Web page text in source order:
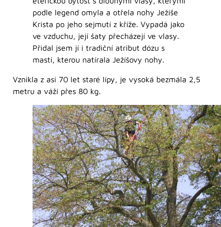
podle legend omyla a otřela nohy Ježíše
Krista po jeho sejmutí z kříže. Vypadá jako
ve vzduchu, její šaty přecházejí ve vlasy.
Přidal jsem jí i tradiční atribut dózu s
mastí, kterou natírala Ježíšovy nohy.
Vznikla z asi 70 let staré lípy, je vysoká bezmála 2,5
metru a váží přes 80 kg.